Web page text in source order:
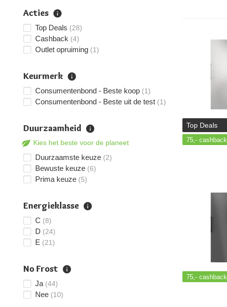
Top Deals
75,- cashback
75,- cashback
Acties
Top Deals (28)
Cashback (4)
Outlet opruiming (1)
Keurmerk
Consumentenbond - Beste koop (1)
Consumentenbond - Beste uit de test (1)
Duurzaamheid
Kies het beste voor de planeet
Duurzaamste keuze (2)
Bewuste keuze (6)
Prima keuze (5)
Energieklasse
C (8)
D (24)
E (21)
No Frost
Ja (44)
Nee (10)